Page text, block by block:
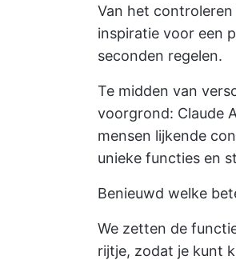
Van het
inspiratie voor een
seconden regelen.
Te midden van
voorgrond: Claude
mensen lijkende
unieke functies en
Benieuwd welke
We zetten de
rijtje, zodat je kunt